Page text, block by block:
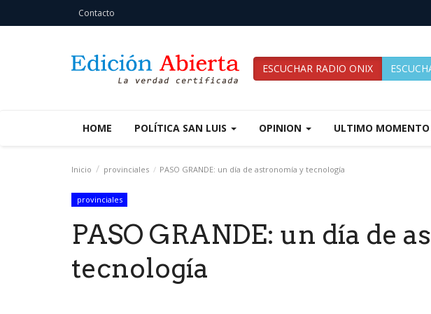
Contacto
ESCUCHAR RADIO ONIX
HOME POLÍTICA SAN LUIS OPINION ULTIMO MOMENTO
Inicio provinciales PASO GRANDE: un día de astronomía y tecnología
provinciales
PASO GRANDE: un día de
tecnología